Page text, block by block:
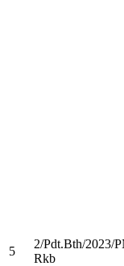
5
2/Pdt.Bth/2023/
Rkb